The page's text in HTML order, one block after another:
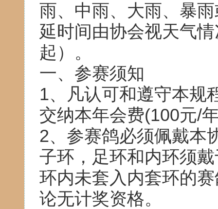
雨、中雨、大雨、暴
延时间由协会视天气
起）。
一、参赛须知
1、凡认可和遵守本规
交纳本年会费(100元/
2、参赛鸽必须佩戴本
子环，足环和内环须
环内未套入内套环的
论无计奖资格。